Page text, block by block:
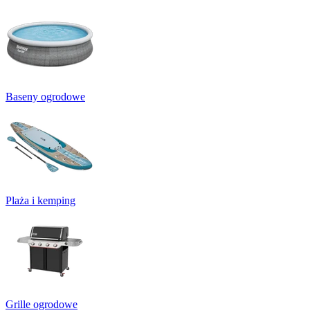
Baseny ogrodowe
Plaża i kemping
Grille ogrodowe